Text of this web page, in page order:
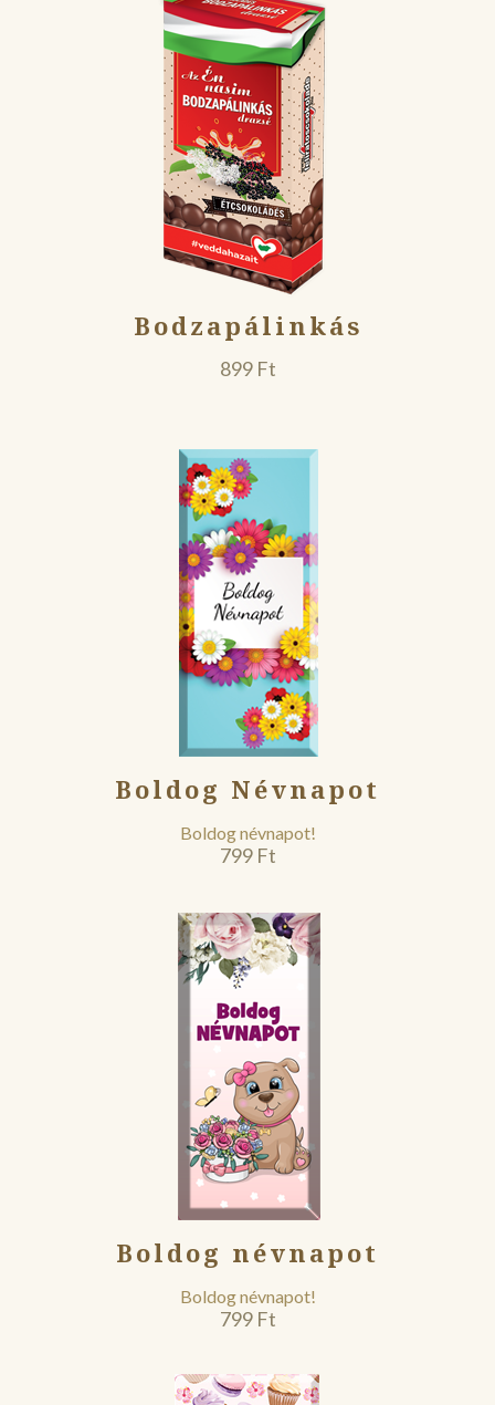
Bodzapálinkás
899 Ft
Boldog Névnapot
Boldog névnapot!
799 Ft
Boldog névnapot
Boldog névnapot!
799 Ft